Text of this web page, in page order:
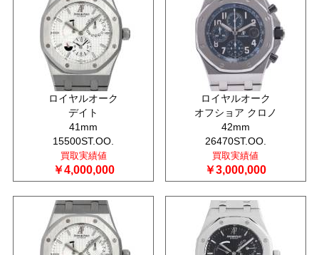
ロイヤルオーク
デイト
41mm
15500ST.OO.
買取実績値
￥4,000,000
ロイヤルオーク
オフショア クロノ
42mm
26470ST.OO.
買取実績値
￥3,000,000